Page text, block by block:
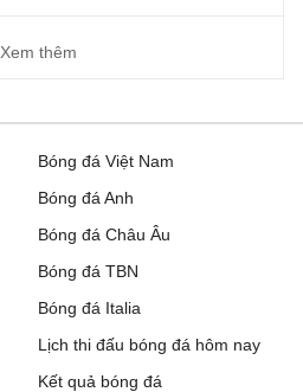
Xem thêm
Bóng đá Việt Nam
Bóng đá Anh
Bóng đá Châu Âu
Bóng đá TBN
Bóng đá Italia
Lịch thi đấu bóng đá hôm nay
Kết quả bóng đá